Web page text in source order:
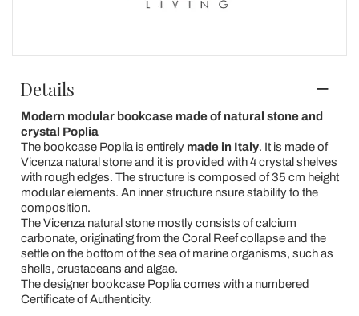
Details
Modern modular bookcase made of natural stone and
crystal Poplia
The bookcase Poplia is entirely made in Italy. It is made of
Vicenza natural stone and it is provided with 4 crystal shelves
with rough edges. The structure is composed of 35 cm height
modular elements. An inner structure nsure stability to the
composition.
The Vicenza natural stone mostly consists of calcium
carbonate, originating from the Coral Reef collapse and the
settle on the bottom of the sea of marine organisms, such as
shells, crustaceans and algae.
The designer bookcase Poplia comes with a numbered
Certificate of Authenticity.